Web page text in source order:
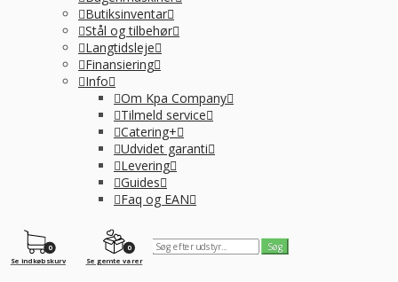
Butiksinventar
Stål og tilbehør
Langtidsleje
Finansiering
Info
Om Kpa Company
Tilmeld service
Catering+
Udvidet garanti
Levering
Guides
Faq og EAN
0
Se gemte varer
0
Se indkøbskurv